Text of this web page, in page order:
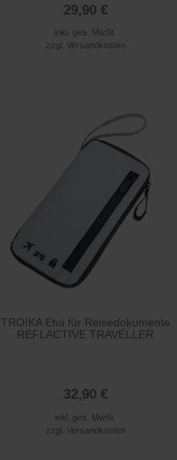
29,90 €
inkl. ges. MwSt.
zzgl. Versandkosten
TROIKA Etui für Reisedokumente
REFLACTIVE TRAVELLER
32,90 €
inkl. ges. MwSt.
zzgl. Versandkosten